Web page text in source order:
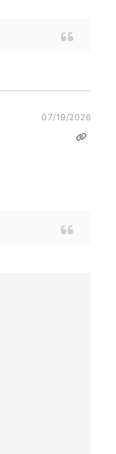
07/19/2026